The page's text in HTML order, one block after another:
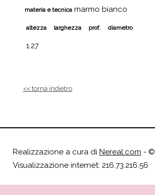
materia e tecnicamarmo bianco
altezza larghezza prof. diametro
1.27
<< torna indietro
Realizzazione a cura di Nereal.com - ©
Visualizzazione internet: 216.73.216.56